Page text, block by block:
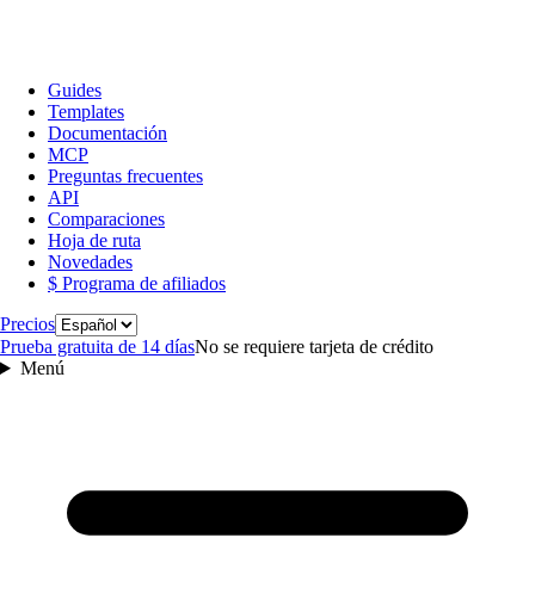
Guides
Templates
Documentación
MCP
Preguntas frecuentes
API
Comparaciones
Hoja de ruta
Novedades
$ Programa de afiliados
PreciosIdioma
Prueba gratuita de 14 díasNo se requiere tarjeta de crédito
Menú